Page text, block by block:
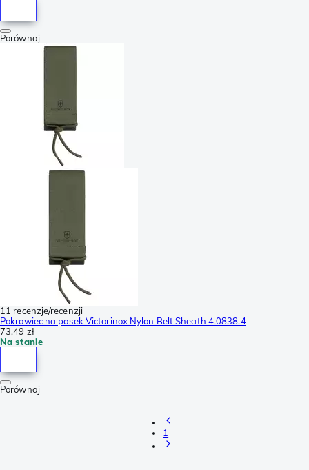
Porównaj
11 recenzje/recenzji
Pokrowiec na pasek Victorinox Nylon Belt Sheath 4.0838.4
73,49 zł
Na stanie
Porównaj
1